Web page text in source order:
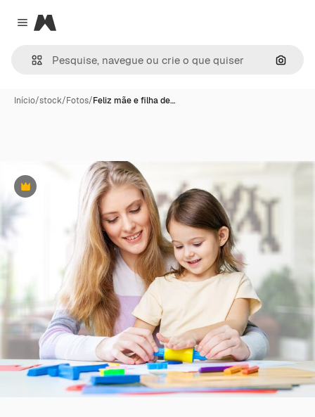
Close menu
Magnific
Início/stock/Fotos/Feliz mãe e filha de…
Premium